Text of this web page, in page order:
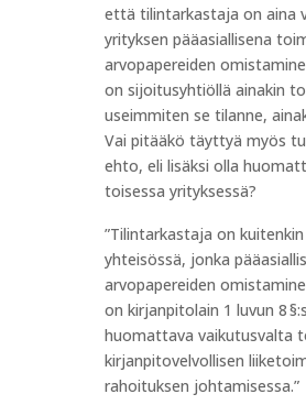
että tilintarkastaja on aina
yrityksen pääasiallisena
arvopapereiden
on sijoitusyhtiöllä ainakin
useimmiten se tilanne,
Vai pitääkö täyttyä myös
ehto, eli lisäksi olla
toisessa yrityksessä?
”Tilintarkastaja on
yhteisössä, jonka
arvopapereiden
on kirjanpitolain 1 luvun 8
huomattava vaikutusvalta
kirjanpitovelvollisen
rahoituksen johtamisessa.”